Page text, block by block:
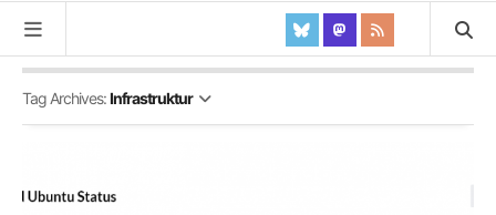
Tag Archives:Infrastruktur